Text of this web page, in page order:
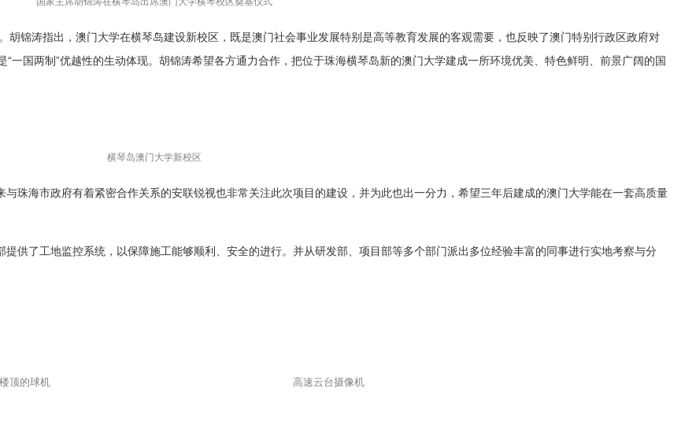
锦涛指出，澳门大学在横琴岛建设新校区，既是澳门社会事业发展特别是高等教育发展的客观需要，也反映了澳门特别行政区政府对
一国两制”优越性的生动体现。胡锦涛希望各方通力合作，把位于珠海横琴岛新的澳门大学建成一所环境优美、特色鲜明、前景广阔的国
横琴岛澳门大学新校区
珠海市政府有着紧密合作关系的安联锐视也非常关注此次项目的建设，并为此也出一分力，希望三年后建成的澳门大学能在一套高质量
供了工地监控系统，以保障施工能够顺利、安全的进行。并从研发部、项目部等多个部门派出多位经验丰富的同事进行实地考察与分
顶的球机 高速云台摄像机